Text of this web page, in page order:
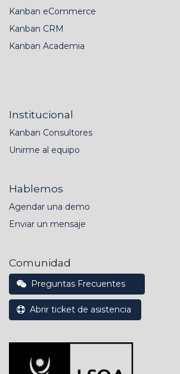
Kanban eCommerce
Kanban CRM
Kanban Academia
Institucional
Kanban Consultores
Unirme al equipo
Hablemos
Agendar una demo
Enviar un mensaje
Comunidad
Preguntas Frecuentes
Abrir ticket de asistencia